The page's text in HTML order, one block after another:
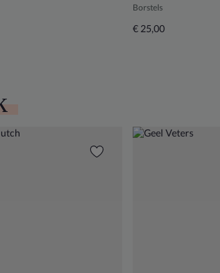
Borstels
€ 25,00